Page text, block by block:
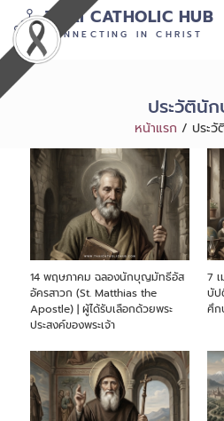
THAI CATHOLIC HUB
CONNECTING IN CHRIST
ประวัตินั
หน้าแรก / ประ
14 พฤษภาคม ฉลองนักบุญมัทธีอัส
อัครสาวก (St. Matthias the
Apostle) | ผู้ได้รับเลือกด้วยพระ
ประสงค์ของพระเจ้า
7
บัป
ศึก